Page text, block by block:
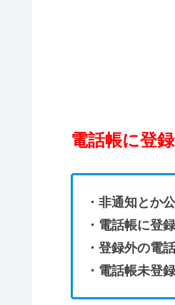
電話帳に登
・非通知とか
・電話帳に登
・登録外の電
・電話帳未登